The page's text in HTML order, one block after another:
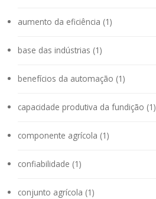
aumento da eficiência (1)
base das indústrias (1)
benefícios da automação (1)
capacidade produtiva da fundição (1)
componente agrícola (1)
confiabilidade (1)
conjunto agrícola (1)